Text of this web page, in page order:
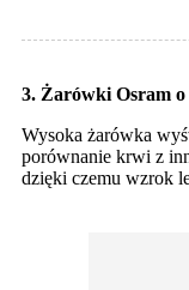
3. Żarówki Osram
Wysoka żarówka
porównanie krwi z
dzięki czemu wzrok